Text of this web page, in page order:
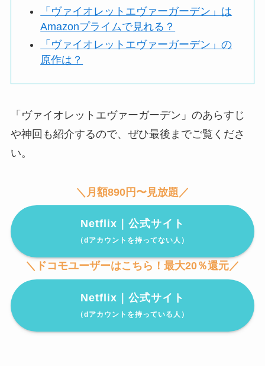
「ヴァイオレットエヴァーガーデン」は
Amazonプライムで見れる？
「ヴァイオレットエヴァーガーデン」の
原作は？
「ヴァイオレットエヴァーガーデン」のあらすじ
や神回も紹介するので、ぜひ最後までご覧くださ
い。
＼月額890円〜見放題／
Netflix｜公式サイト
（dアカウントを持ってない人）
＼ドコモユーザーはこちら！最大20％還元／
Netflix｜公式サイト
（dアカウントを持っている人）